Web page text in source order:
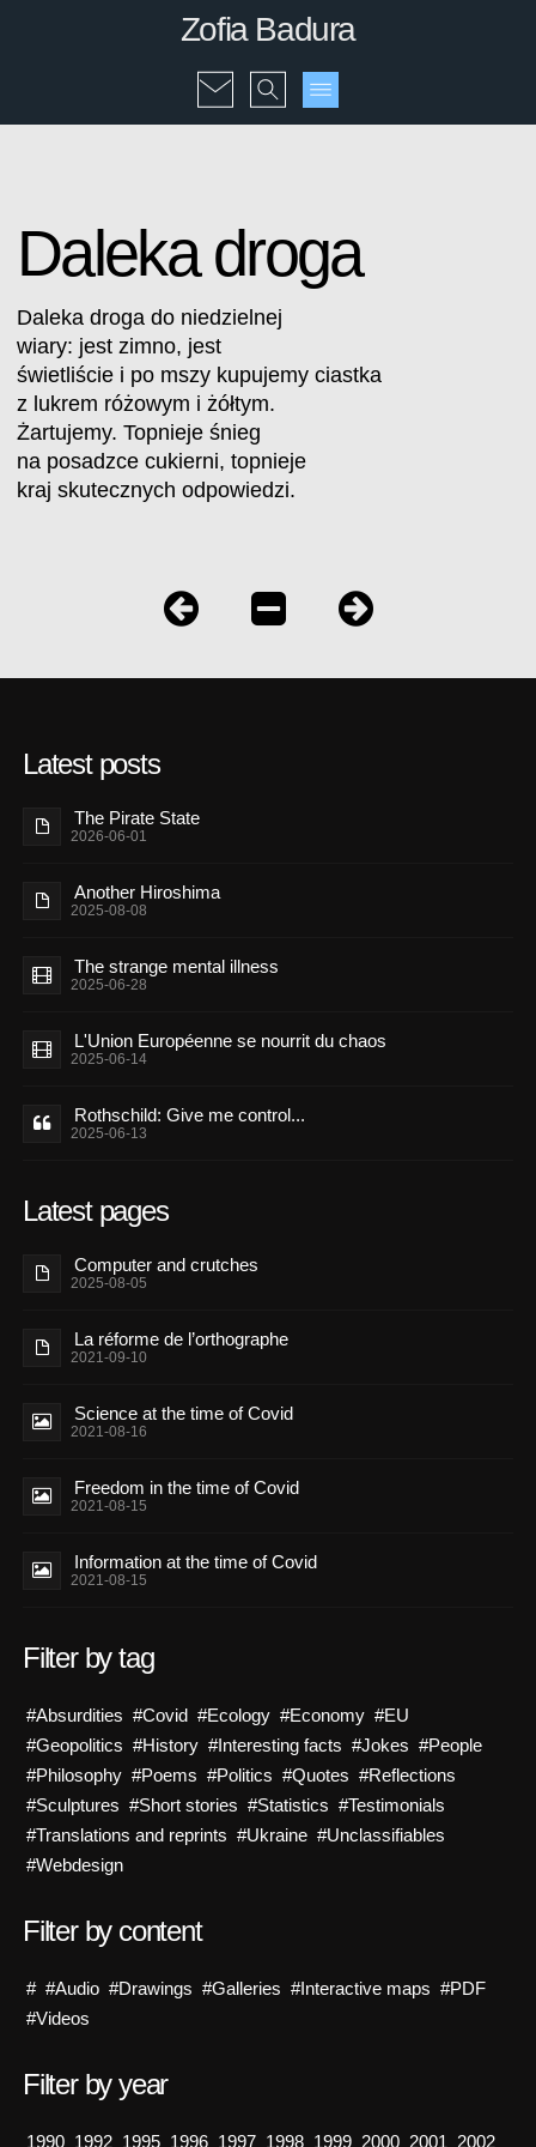
Zofia Badura
Daleka droga
Daleka droga do niedzielnej
wiary: jest zimno, jest
świetliście i po mszy kupujemy ciastka
z lukrem różowym i żółtym.
Żartujemy. Topnieje śnieg
na posadzce cukierni, topnieje
kraj skutecznych odpowiedzi.
Latest posts
The Pirate State
2026-06-01
Another Hiroshima
2025-08-08
The strange mental illness
2025-06-28
L'Union Européenne se nourrit du chaos
2025-06-14
Rothschild: Give me control...
2025-06-13
Latest pages
Computer and crutches
2025-08-05
La réforme de l’orthographe
2021-09-10
Science at the time of Covid
2021-08-16
Freedom in the time of Covid
2021-08-15
Information at the time of Covid
2021-08-15
Filter by tag
#Absurdities #Covid #Ecology #Economy #EU
#Geopolitics #History #Interesting facts #Jokes #People
#Philosophy #Poems #Politics #Quotes #Reflections
#Sculptures #Short stories #Statistics #Testimonials
#Translations and reprints #Ukraine #Unclassifiables
#Webdesign
Filter by content
# #Audio #Drawings #Galleries #Interactive maps #PDF
#Videos
Filter by year
1990 1992 1995 1996 1997 1998 1999 2000 2001 2002